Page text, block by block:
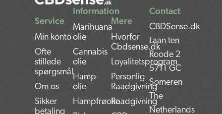
Contact
CBDSense.dk
Laan ten
Roode 2
5711 GC
Someren
The
Netherlands
Service
Min konto
Ofte
stillede
spørgsmål
Om os
Sikker
betaling
Information
Marihuana
olie
Cannabis
olie
Hamp-
olie
Hampfrøolie
Mere
Hvorfor
Cbdsense.dk
Loyalitetsprogram
Personlig
Raadgivning
Raadgivning